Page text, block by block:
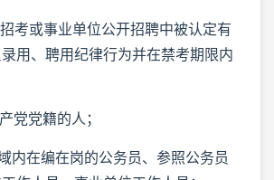
考或事业单位公开招聘中被认定有
用、聘用纪律行为并在禁考期限内
党党籍的人；
内在编在岗的公务员、参照公务员